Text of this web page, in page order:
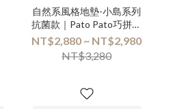
自然系風格地墊-小島系列
抗菌款｜Pato Pato巧拼地
NT$2,880 ~ NT$2,980
NT$3,280